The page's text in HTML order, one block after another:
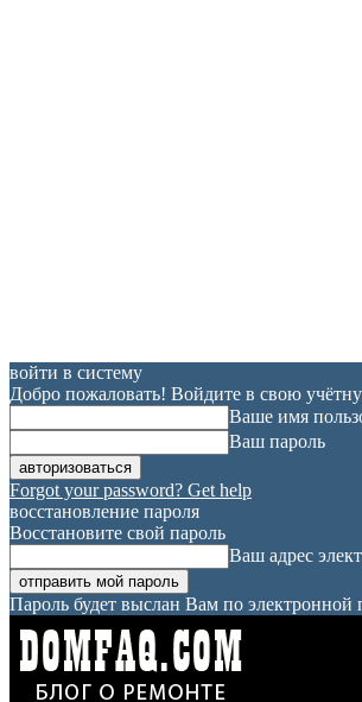
войти в систему
Добро пожаловать! Войдите в свою
Ваше имя
Ваш пароль
Forgot your password? Get help
восстановление пароля
Восстановите свой пароль
Ваш адрес
Пароль будет выслан Вам по электронной